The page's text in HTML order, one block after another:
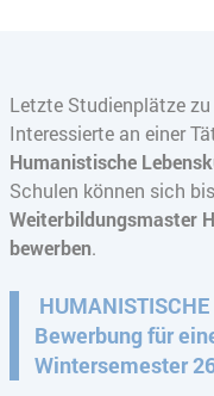
Letzte Studienplätze zu
Interessierte an einer
Humanistische
Schulen können sich
Weiterbildungsmaster
bewerben.
Bewerbung für
Wintersemester